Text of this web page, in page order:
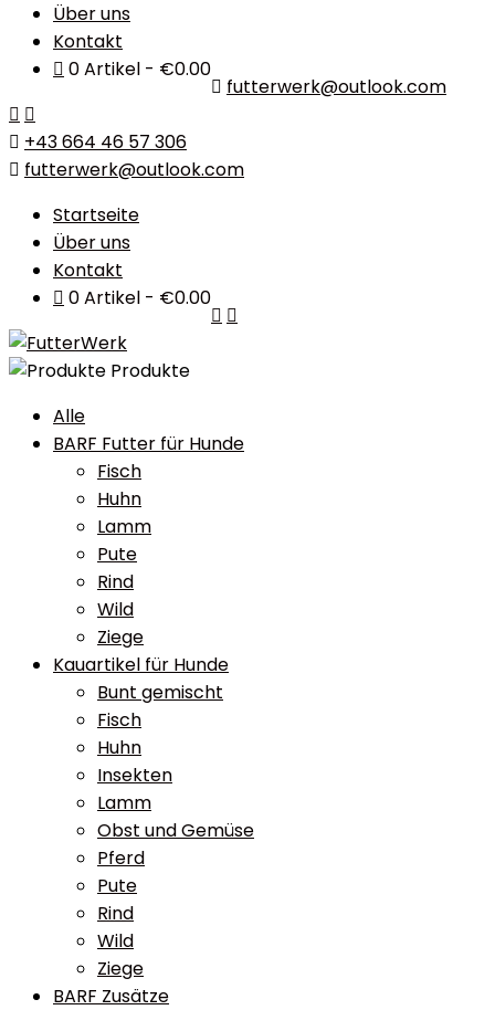
Über uns
Kontakt
0 Artikel
€0.00
futterwerk@outlook.com
+43 664 46 57 306
futterwerk@outlook.com
Startseite
Über uns
Kontakt
0 Artikel
€0.00
Produkte
Alle
BARF Futter für Hunde
Fisch
Huhn
Lamm
Pute
Rind
Wild
Ziege
Kauartikel für Hunde
Bunt gemischt
Fisch
Huhn
Insekten
Lamm
Obst und Gemüse
Pferd
Pute
Rind
Wild
Ziege
BARF Zusätze